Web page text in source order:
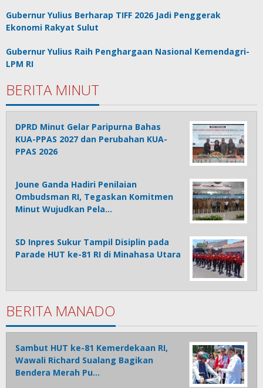
Gubernur Yulius Berharap TIFF 2026 Jadi Penggerak
Ekonomi Rakyat Sulut
Gubernur Yulius Raih Penghargaan Nasional Kemendagri-
LPM RI
BERITA MINUT
DPRD Minut Gelar Paripurna Bahas
KUA-PPAS 2027 dan Perubahan KUA-
PPAS 2026
Joune Ganda Hadiri Penilaian
Ombudsman RI, Tegaskan Komitmen
Minut Wujudkan Pela…
SD Inpres Sukur Tampil Disiplin pada
Parade HUT ke-81 RI di Minahasa Utara
BERITA MANADO
Sambut HUT ke-81 Kemerdekaan RI,
Wawali Richard Sualang Bagikan
Bendera Merah Pu…